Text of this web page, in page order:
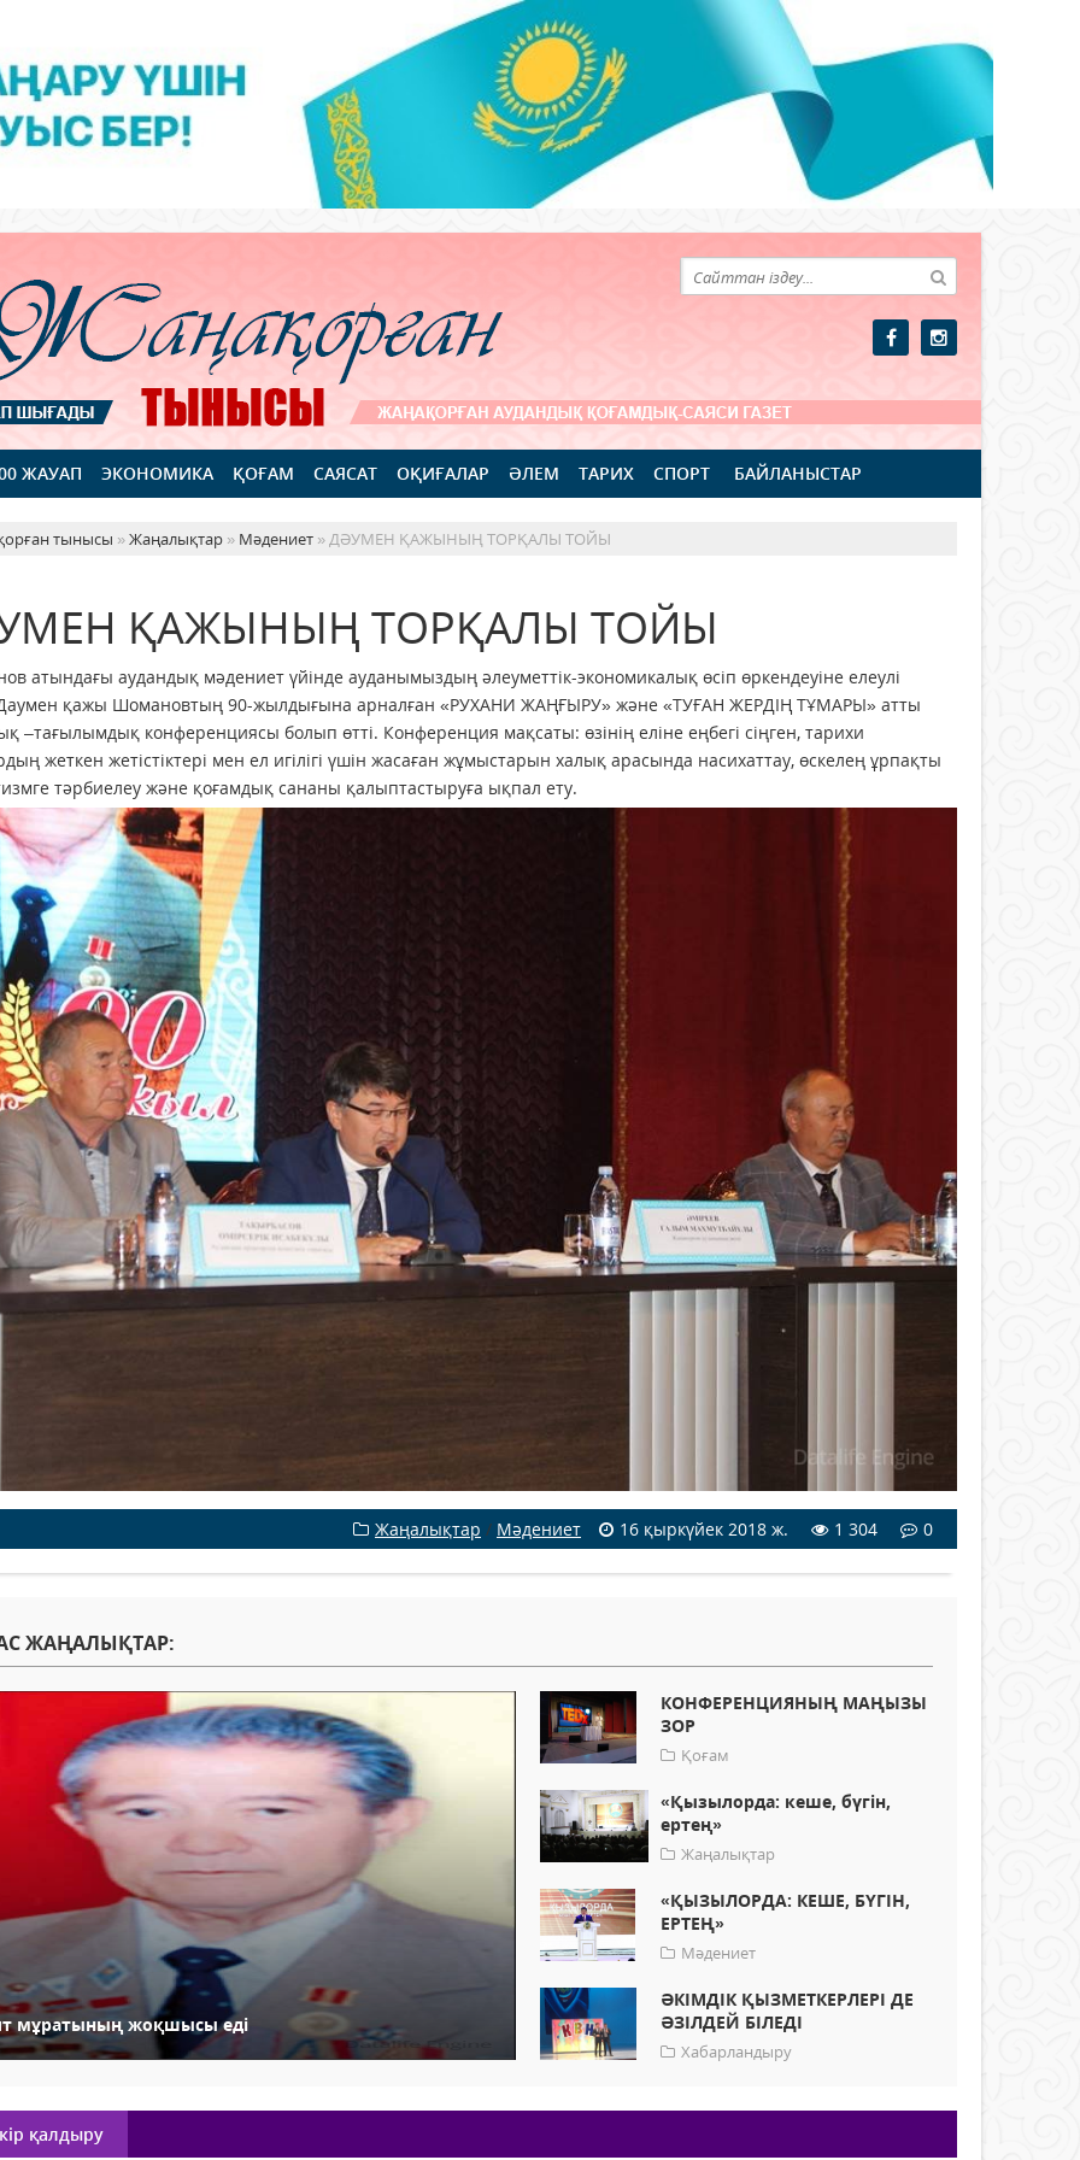
ЖАУАП ЭКОНОМИКА ҚОҒАМ САЯСАТ ОҚИҒАЛАР ӘЛЕМ ТАРИХ СПОРТ БАЙЛАНЫСТАР
тынысы »Жаңалықтар » Мәдениет » ДӘУМЕН ҚАЖЫНЫҢ ТОРҚАЛЫ ТОЙЫ
ҚАЖЫНЫҢ ТОРҚАЛЫ ТОЙЫ
атындағы аудандық мәдениет үйінде ауданымыздың әлеуметтік-экономикалық өсіп өркендеуіне елеулі
қажы Шомановтың 90-жылдығына арналған «РУХАНИ ЖАҢҒЫРУ» және «ТУҒАН ЖЕРДІҢ ТҰМАРЫ» атты
–тағылымдық конференциясы болып өтті. Конференция мақсаты: өзінің еліне еңбегі сіңген, тарихи
жеткен жетістіктері мен ел игілігі үшін жасаған жұмыстарын халық арасында насихаттау, өскелең ұрпақты
тәрбиелеу және қоғамдық сананы қалыптастыруға ықпал ету.
Жаңалықтар / Мәдениет 16 қыркүйек 2018 ж. 1 304 0
ЖАҢАЛЫҚТАР:
мұратының жоқшысы еді
КОНФЕРЕНЦИЯНЫҢ МАҢЫЗЫ
ЗОР
Қоғам
«Қызылорда: кеше, бүгін,
ертең»
Жаңалықтар
«ҚЫЗЫЛОРДА: КЕШЕ, БҮГІН,
ЕРТЕҢ»
Мәдениет
ӘКІМДІК ҚЫЗМЕТКЕРЛЕРІ ДЕ
ӘЗІЛДЕЙ БІЛЕДІ
Хабарландыру
қалдыру